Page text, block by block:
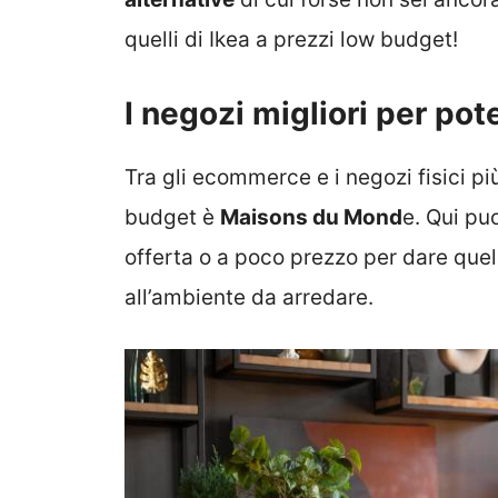
quelli di Ikea a prezzi low budget!
I negozi migliori per
Tra gli ecommerce e i negozi fisici
budget è Maisons du Monde. Qui
offerta o a poco prezzo per dare
all’ambiente da arredare.